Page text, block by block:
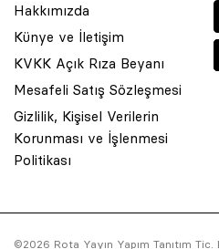
Hakkımızda
Künye ve İletişim
KVKK Açık Rıza Beyanı
Mesafeli Satış Sözleşmesi
Gizlilik, Kişisel Verilerin
Korunması ve İşlenmesi
Politikası
©2026 Rota Yayın Yapım Tanıtım
© 2001 Rota Yayın Yapım Tanıtım
Asquared WordPress Agency